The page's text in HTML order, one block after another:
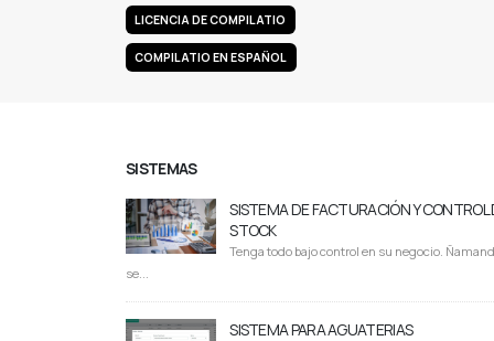
LICENCIA DE COMPILATIO
COMPILATIO EN ESPAÑOL
SISTEMAS
SISTEMA DE FACTURACIÓN Y CONTROL
STOCK
Tenga todo bajo control en su negocio.
se...
SISTEMA PARA AGUATERIAS